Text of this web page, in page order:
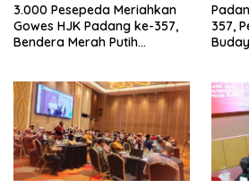
3.000 Pesepeda Meriahkan
Gowes HJK Padang ke-357,
Bendera Merah Putih
357,